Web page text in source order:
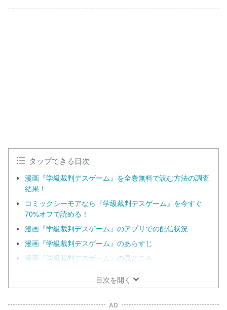
タップできる目次
漫画『学級裁判デスゲーム』を全巻無料で読む方法の調査
結果！
コミックシーモアなら『学級裁判デスゲーム』を今すぐ
70%オフで読める！
漫画『学級裁判デスゲーム』のアプリでの配信状況
漫画『学級裁判デスゲーム』のあらすじ
漫画『学級裁判デスゲーム』の見どころ
目次を開く
AD